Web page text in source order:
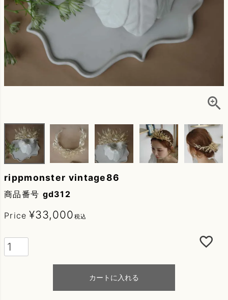
rippmonster vintage86
商品番号 gd312
Price ¥33,000 税込
カートに入れる